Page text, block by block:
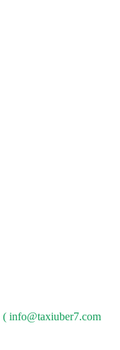
( info@taxiuber7.com